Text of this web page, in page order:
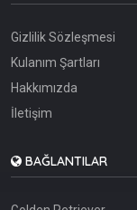
Gizlilik Sözleşmesi
Kulanım Şartları
Hakkımızda
İletişim
BAĞLANTILAR